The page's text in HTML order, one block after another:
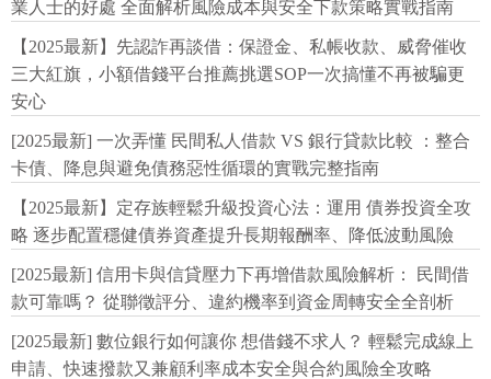
業人士的好處 全面解析風險成本與安全下款策略實戰指南
【2025最新】先認詐再談借：保證金、私帳收款、威脅催收
三大紅旗，小額借錢平台推薦挑選SOP一次搞懂不再被騙更
安心
[2025最新] 一次弄懂 民間私人借款 VS 銀行貸款比較 ：整合
卡債、降息與避免債務惡性循環的實戰完整指南
【2025最新】定存族輕鬆升級投資心法：運用 債券投資全攻
略 逐步配置穩健債券資產提升長期報酬率、降低波動風險
[2025最新] 信用卡與信貸壓力下再增借款風險解析： 民間借
款可靠嗎？ 從聯徵評分、違約機率到資金周轉安全全剖析
[2025最新] 數位銀行如何讓你 想借錢不求人？ 輕鬆完成線上
申請、快速撥款又兼顧利率成本安全與合約風險全攻略